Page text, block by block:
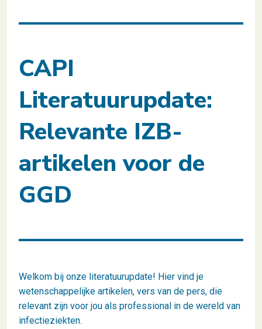
CAPI
Literatuurupdate:
Relevante IZB-
artikelen voor de
GGD
Welkom bij onze literatuurupdate! Hier vind je
wetenschappelijke artikelen, vers van de pers, die
relevant zijn voor jou als professional in de wereld van
infectieziekten.